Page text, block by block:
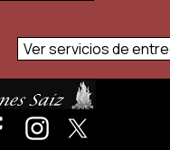
Ver servicios de